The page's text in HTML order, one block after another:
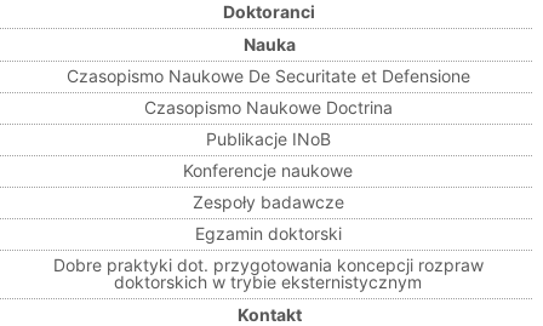
Doktoranci
Nauka
Czasopismo Naukowe De Securitate et Defensione
Czasopismo Naukowe Doctrina
Publikacje INoB
Konferencje naukowe
Zespoły badawcze
Egzamin doktorski
Dobre praktyki dot. przygotowania koncepcji rozpraw
doktorskich w trybie eksternistycznym
Kontakt